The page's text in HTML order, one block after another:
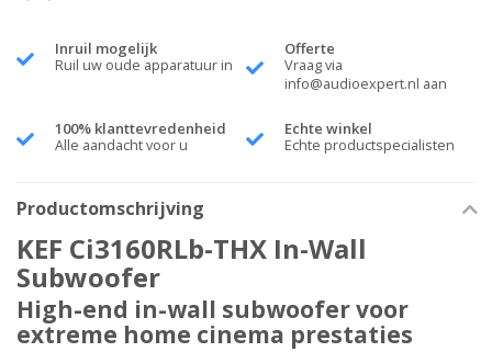
Inruil mogelijk
Ruil uw oude apparatuur in
Offerte
Vraag via
info@audioexpert.nl aan
100% klanttevredenheid
Alle aandacht voor u
Echte winkel
Echte productspecialisten
Productomschrijving
KEF Ci3160RLb-THX In-Wall
Subwoofer
High-end in-wall subwoofer voor
extreme home cinema prestaties